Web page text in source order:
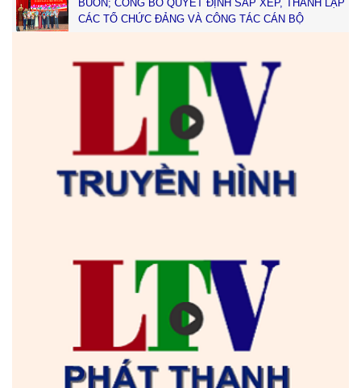
BUÔN; CÔNG BỐ QUYẾT ĐỊNH SẮP XẾP, THÀNH LẬP
CÁC TỔ CHỨC ĐẢNG VÀ CÔNG TÁC CÁN BỘ